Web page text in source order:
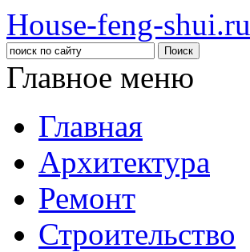
House-feng-shui.ru
Главное меню
Главная
Архитектура
Ремонт
Строительство